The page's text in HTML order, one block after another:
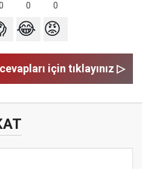
0 0
😂 😡
için tıklayınız ▷